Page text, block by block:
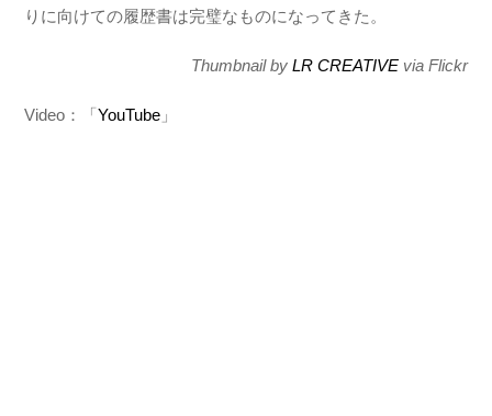
りに向けての履歴書は完璧なものになってきた。
Thumbnail by LR CREATIVEvia Flickr
Video：「YouTube 」